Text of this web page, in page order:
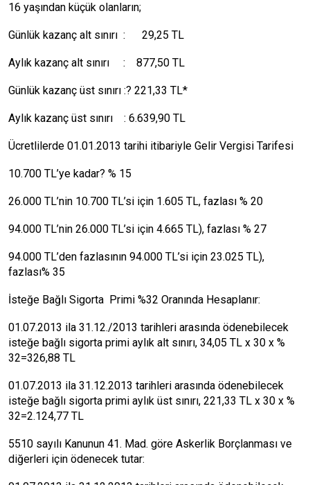
16 yaşından küçük olanların;
Günlük kazanç alt sınırı : 29,25 TL
Aylık kazanç alt sınırı : 877,50 TL
Günlük kazanç üst sınırı :? 221,33 TL*
Aylık kazanç üst sınırı : 6.639,90 TL
Ücretlilerde 01.01.2013 tarihi itibariyle Gelir Vergisi Tarifesi
10.700 TL’ye kadar? % 15
26.000 TL’nin 10.700 TL’si için 1.605 TL, fazlası % 20
94.000 TL’nin 26.000 TL’si için 4.665 TL), fazlası % 27
94.000 TL’den fazlasının 94.000 TL’si için 23.025 TL),
fazlası% 35
İsteğe Bağlı Sigorta Primi %32 Oranında Hesaplanır:
01.07.2013 ila 31.12./2013 tarihleri arasında ödenebilecek
isteğe bağlı sigorta primi aylık alt sınırı, 34,05 TL x 30 x %
32=326,88 TL
01.07.2013 ila 31.12.2013 tarihleri arasında ödenebilecek
isteğe bağlı sigorta primi aylık üst sınırı, 221,33 TL x 30 x %
32=2.124,77 TL
5510 sayılı Kanunun 41. Mad. göre Askerlik Borçlanması ve
diğerleri için ödenecek tutar: